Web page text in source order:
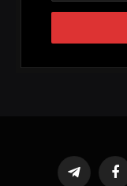
فيسبوك تيلقرام